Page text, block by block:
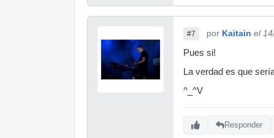
#7 por Kaitain el
Pues si!
La verdad es que
^_^V
Responder